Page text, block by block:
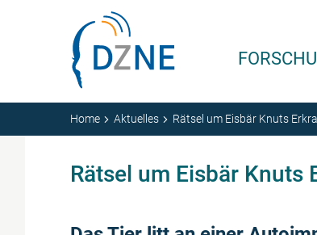
Zum Inhalt springen
Home Aktuelles Rätsel um Eisbär Knuts
Rätsel um Eisbär Knuts